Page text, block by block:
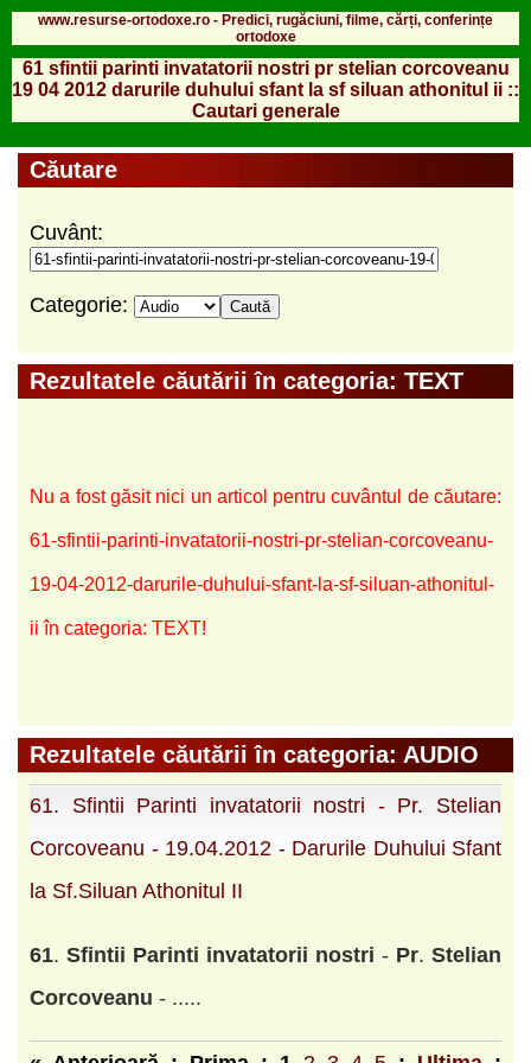
www.resurse-ortodoxe.ro - Predici, rugăciuni, filme, cărți, conferințe
ortodoxe
61 sfintii parinti invatatorii nostri pr stelian corcoveanu
19 04 2012 darurile duhului sfant la sf siluan athonitul ii ::
Cautari generale
Căutare
Cuvânt:
Categorie:
Rezultatele căutării în categoria: TEXT
Nu a fost găsit nici un articol pentru cuvântul de căutare:
61-sfintii-parinti-invatatorii-nostri-pr-stelian-corcoveanu-
19-04-2012-darurile-duhului-sfant-la-sf-siluan-athonitul-
ii în categoria: TEXT!
Rezultatele căutării în categoria: AUDIO
61. Sfintii Parinti invatatorii nostri - Pr. Stelian
Corcoveanu - 19.04.2012 - Darurile Duhului Sfant
la Sf.Siluan Athonitul II
61. Sfintii Parinti invatatorii nostri - Pr. Stelian
Corcoveanu - .....